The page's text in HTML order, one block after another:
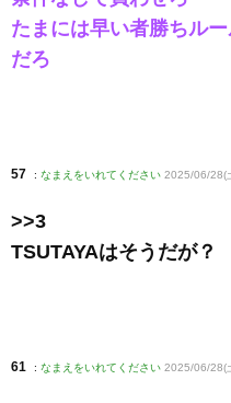
たまには早い者勝ちル
だろ
57 : なまえをいれてください 2025/06/28(
>>3
TSUTAYAはそうだが？
61 : なまえをいれてください 2025/06/28(